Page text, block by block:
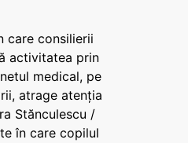
care consilierii
activitatea prin
medical, pe
atrage atenția
Stănculescu /
în care copilul